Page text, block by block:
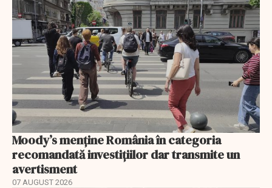
Moody’s menține România în categoria
recomandată investițiilor dar transmite un
avertisment
07 AUGUST 2026